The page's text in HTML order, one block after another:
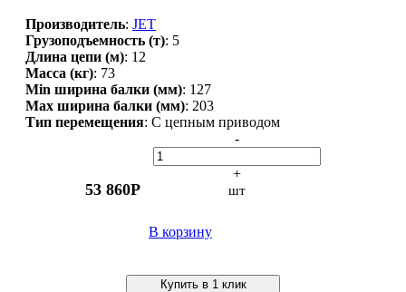
Производитель: JET
Грузоподъемность (т): 5
Длина цепи (м): 12
Масса (кг): 73
Min ширина балки (мм): 127
Max ширина балки (мм): 203
Тип перемещения: С цепным приводом
53 860Р
-
+
шт
В корзину
Купить в 1 клик